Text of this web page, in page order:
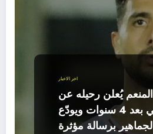
اخر الاخبار
يُعلن رحيله عن
الإسماعيلي بعد 4 سنوات ويودّع
برسالة مؤثرة